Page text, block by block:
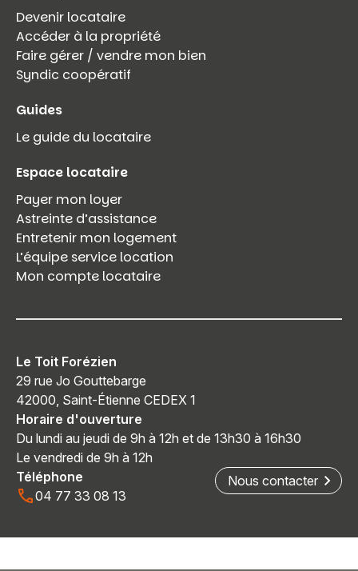
Devenir locataire
Accéder à la propriété
Faire gérer / vendre mon bien
Syndic coopératif
Guides
Le guide du locataire
Espace locataire
Payer mon loyer
Astreinte d’assistance
Entretenir mon logement
L’équipe service location
Mon compte locataire
Le Toit Forézien
29 rue Jo Gouttebarge
42000, Saint-Étienne CEDEX 1
Horaire d'ouverture
Du lundi au jeudi de 9h à 12h et de 13h30 à 16h30
Le vendredi de 9h à 12h
Téléphone
04 77 33 08 13
Nous contacter